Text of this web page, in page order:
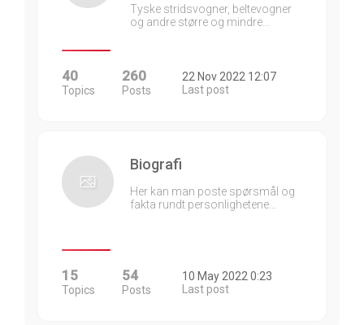
Tyske stridsvogner, beltevogner
og andre større og mindre…
40
Topics
260
Posts
22 Nov 2022 12:07
Last post
Biografi
Her kan man poste spørsmål og
fakta rundt personlighetene…
15
Topics
54
Posts
10 May 2022 0:23
Last post